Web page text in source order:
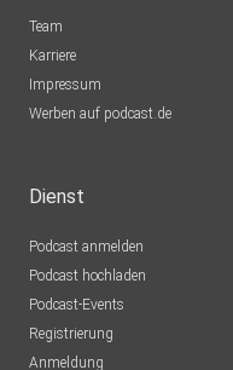
Team
Karriere
Impressum
Werben auf podcast.de
Dienst
Podcast anmelden
Podcast hochladen
Podcast-Events
Registrierung
Anmeldung